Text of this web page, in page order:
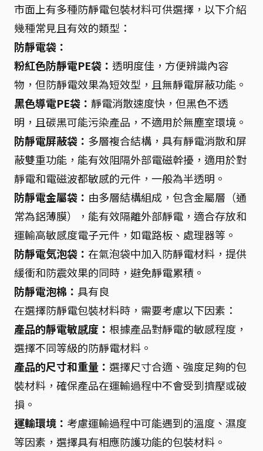
市面上有多種防靜電包裝材料可供選擇，以下介紹
幾種常見且有效的類型：
防靜電袋：
粉紅色防靜電PE袋： 透明度佳，方便辨識內容
物，但防靜電效果為短效型，且無靜電屏蔽功能。
黑色導電PE袋： 靜電消散速度快，但黑色不透
明，且碳黑可能污染產品，不適用於無塵室環境。
防靜電屏蔽袋： 多層複合結構，具有靜電消散和屏
蔽雙重功能，能有效阻隔外部電磁幹擾，適用於對
靜電和電磁波都敏感的元件，一般為半透明。
防靜電金屬袋： 由多層結構組成，包含金屬層（通
常為鋁薄膜），能有效隔離外部靜電，適合存放和
運輸高敏感度電子元件，如電路板、處理器等。
防靜電気泡袋： 在氣泡袋中加入防靜電材料，提供
緩衝和防震效果的同時，避免靜電累積。
防靜電泡棉： 具有良
在選擇防靜電包裝材料時，需要考慮以下因素：
產品的靜電敏感度： 根據產品對靜電的敏感程度，
選擇不同等級的防靜電材料。
產品的尺寸和重量： 選擇尺寸合適、強度足夠的包
裝材料，確保產品在運輸過程中不會受到擠壓或破
損。
運輸環境： 考慮運輸過程中可能遇到的溫度、濕度
等因素，選擇具有相應防護功能的包裝材料。